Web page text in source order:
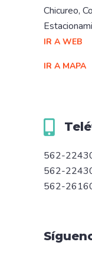
Chicureo,
IR A WEB
IR A MAPA
562-
562-
562-